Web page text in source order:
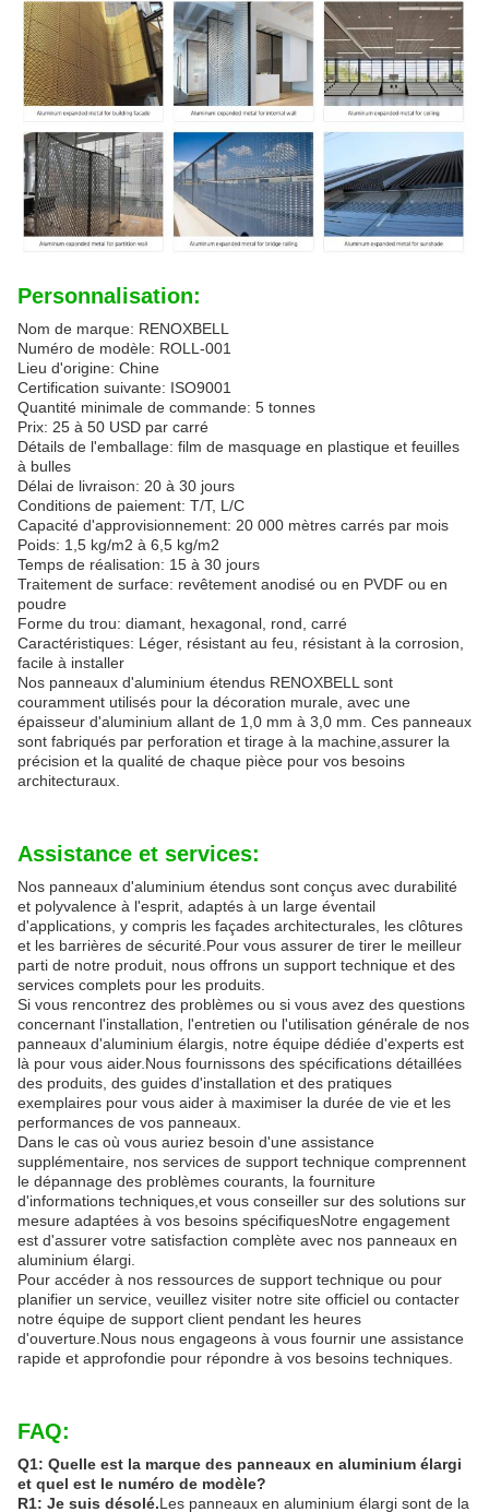
Personnalisation:
Nom de marque: RENOXBELL
Numéro de modèle: ROLL-001
Lieu d'origine: Chine
Certification suivante: ISO9001
Quantité minimale de commande: 5 tonnes
Prix: 25 à 50 USD par carré
Détails de l'emballage: film de masquage en plastique et feuilles
à bulles
Délai de livraison: 20 à 30 jours
Conditions de paiement: T/T, L/C
Capacité d'approvisionnement: 20 000 mètres carrés par mois
Poids: 1,5 kg/m2 à 6,5 kg/m2
Temps de réalisation: 15 à 30 jours
Traitement de surface: revêtement anodisé ou en PVDF ou en
poudre
Forme du trou: diamant, hexagonal, rond, carré
Caractéristiques: Léger, résistant au feu, résistant à la corrosion,
facile à installer
Nos panneaux d'aluminium étendus RENOXBELL sont
couramment utilisés pour la décoration murale, avec une
épaisseur d'aluminium allant de 1,0 mm à 3,0 mm. Ces panneaux
sont fabriqués par perforation et tirage à la machine,assurer la
précision et la qualité de chaque pièce pour vos besoins
architecturaux.
Assistance et services:
Nos panneaux d'aluminium étendus sont conçus avec durabilité
et polyvalence à l'esprit, adaptés à un large éventail
d'applications, y compris les façades architecturales, les clôtures
et les barrières de sécurité.Pour vous assurer de tirer le meilleur
parti de notre produit, nous offrons un support technique et des
services complets pour les produits.
Si vous rencontrez des problèmes ou si vous avez des questions
concernant l'installation, l'entretien ou l'utilisation générale de nos
panneaux d'aluminium élargis, notre équipe dédiée d'experts est
là pour vous aider.Nous fournissons des spécifications détaillées
des produits, des guides d'installation et des pratiques
exemplaires pour vous aider à maximiser la durée de vie et les
performances de vos panneaux.
Dans le cas où vous auriez besoin d'une assistance
supplémentaire, nos services de support technique comprennent
le dépannage des problèmes courants, la fourniture
d'informations techniques,et vous conseiller sur des solutions sur
mesure adaptées à vos besoins spécifiquesNotre engagement
est d'assurer votre satisfaction complète avec nos panneaux en
aluminium élargi.
Pour accéder à nos ressources de support technique ou pour
planifier un service, veuillez visiter notre site officiel ou contacter
notre équipe de support client pendant les heures
d'ouverture.Nous nous engageons à vous fournir une assistance
rapide et approfondie pour répondre à vos besoins techniques.
FAQ:
Q1: Quelle est la marque des panneaux en aluminium élargi
et quel est le numéro de modèle?
R1: Je suis désolé.Les panneaux en aluminium élargi sont de la